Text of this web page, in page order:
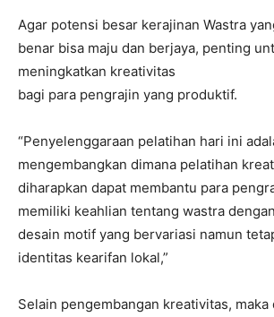
Agar potensi besar kerajinan Wastra
benar bisa maju dan berjaya, penting
meningkatkan kreativitas
bagi para pengrajin yang produktif.
“Penyelenggaraan pelatihan hari ini
mengembangkan dimana pelatihan
diharapkan dapat membantu para
memiliki keahlian tentang wastra
desain motif yang bervariasi namun
identitas kearifan lokal,”
Selain pengembangan kreativitas, maka